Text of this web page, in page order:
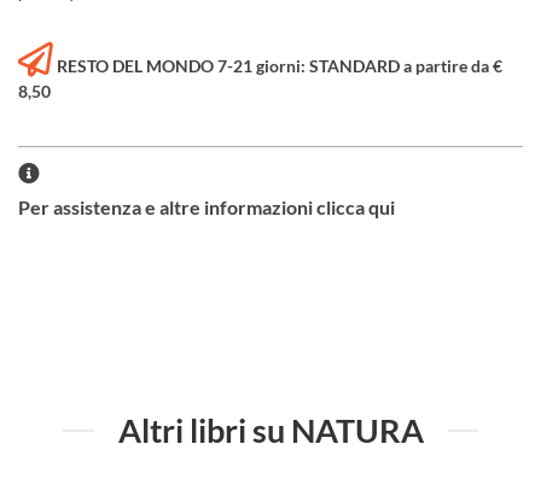
RESTO DEL MONDO 7-21 giorni: STANDARD a partire da €
8,50
Per assistenza e altre informazioni clicca qui
Altri libri su NATURA